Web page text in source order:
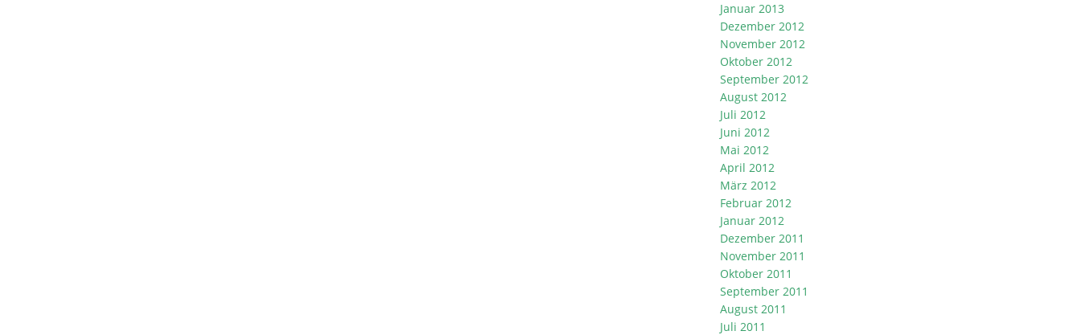
Januar 2013
Dezember 2012
November 2012
Oktober 2012
September 2012
August 2012
Juli 2012
Juni 2012
Mai 2012
April 2012
März 2012
Februar 2012
Januar 2012
Dezember 2011
November 2011
Oktober 2011
September 2011
August 2011
Juli 2011